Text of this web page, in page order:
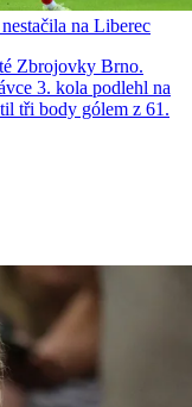
na Liberec
Zbrojovky Brno.
3. kola podlehl na
tři body gólem z 61.